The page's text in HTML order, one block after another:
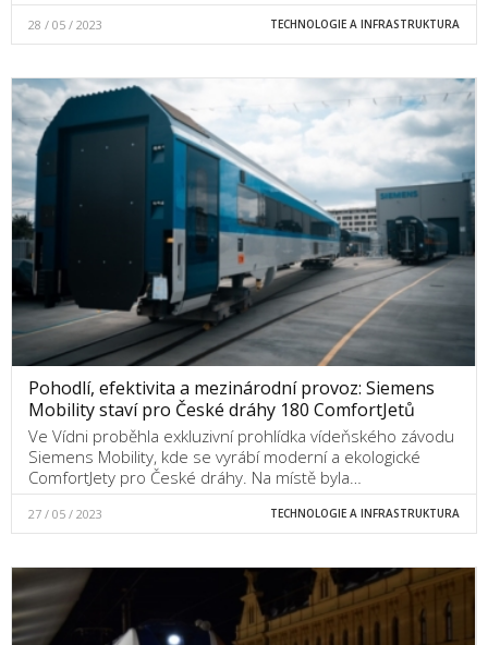
28 / 05 / 2023 TECHNOLOGIE A INFRASTRUKTURA
Pohodlí, efektivita a mezinárodní provoz: Siemens
Mobility staví pro České dráhy 180 ComfortJetů
Ve Vídni proběhla exkluzivní prohlídka vídeňského závodu
Siemens Mobility, kde se vyrábí moderní a ekologické
ComfortJety pro České dráhy. Na místě byla…
27 / 05 / 2023 TECHNOLOGIE A INFRASTRUKTURA